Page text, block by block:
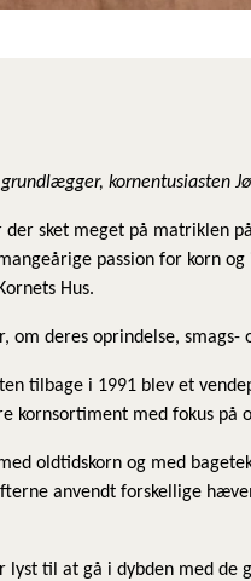
kornentusiasten
sket meget på matriklen
passion for korn
Hus.
om deres oprindelse,
tilbage i 1991 blev et
kornsortiment med fokus på
oldtidskorn og med
anvendt forskellige
lyst til at gå i dybden med de